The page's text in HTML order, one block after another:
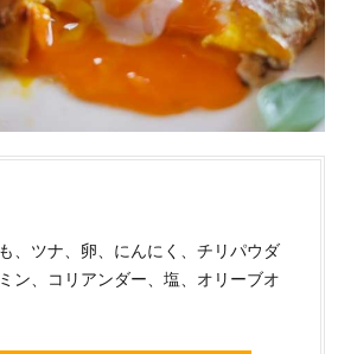
、ツナ、卵、にんにく、チリパウダ
ン、コリアンダー、塩、オリーブオ